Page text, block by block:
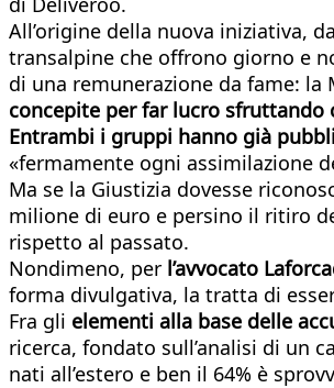
All’origine della nuova iniziativa,
transalpine che offrono giorno e
di una remunerazione da fame: la
concepite per far lucro
Entrambi i gruppi hanno già
«fermamente ogni assimilazione
Ma se la Giustizia dovesse
milione di euro e persino il ritiro
rispetto al passato.
Nondimeno, per l’avvocato
forma divulgativa, la tratta di
Fra gli elementi alla base delle
ricerca, fondato sull’analisi di un
nati all’estero e ben il 64% è